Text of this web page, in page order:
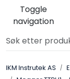
Skip to main
Toggle
navigation
IKM Instrutek AS
Løsningssenter
Elektro